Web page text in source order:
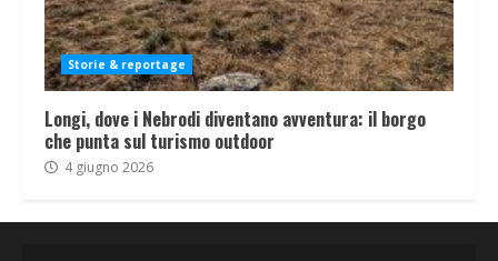
Storie & reportage
Longi, dove i Nebrodi diventano avventura: il borgo
che punta sul turismo outdoor
4 giugno 2026